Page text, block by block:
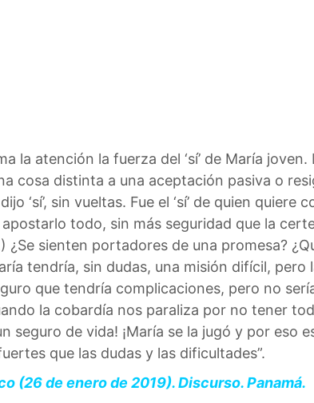
la atención la fuerza del ‘sí’ de María
cosa distinta a una aceptación pasiva o
‘sí’, sin vueltas. Fue el ‘sí’ de quien
todo, sin más seguridad que la
¿Se sienten portadores de una promesa?
tendría, sin dudas, una misión difícil,
que tendría complicaciones, pero no
la cobardía nos paraliza por no tener
seguro de vida! ¡María se la jugó y por eso
que las dudas y las dificultades”.
(26 de enero de 2019). Discurso. Panamá.